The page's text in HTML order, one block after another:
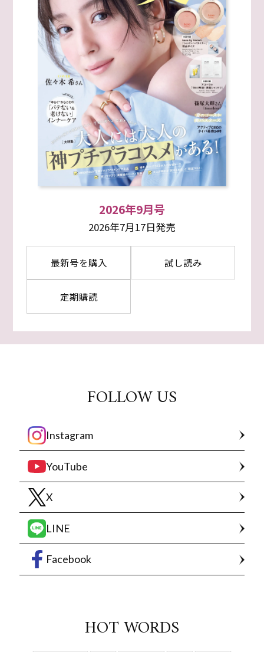
2026年9月号
2026年7月17日発売
最新号を購入 試し読み
定期購読
FOLLOW US
Instagram
YouTube
X
LINE
Facebook
HOT WORDS